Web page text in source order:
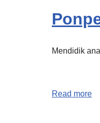
Mendidik
Read more